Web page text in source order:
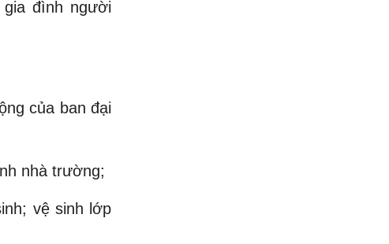
đình người
của ban đại
nhà trường;
vệ sinh lớp